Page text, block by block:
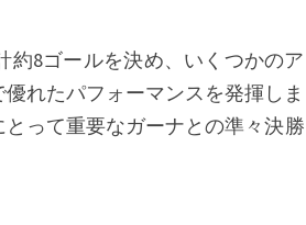
約8ゴールを決め、いくつかのア
れたパフォーマンスを発揮しま
って重要なガーナとの準々決勝